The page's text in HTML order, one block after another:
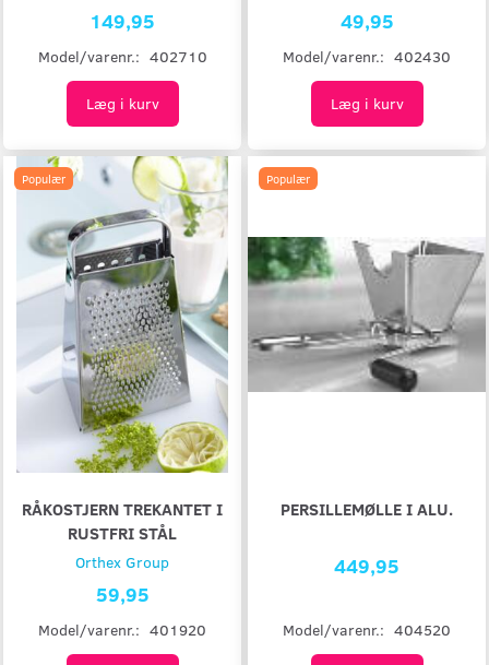
149,95
Model/varenr.: 402710
Læg i kurv
49,95
Model/varenr.: 402430
Læg i kurv
Populær
RÅKOSTJERN TREKANTET I
RUSTFRI STÅL
Orthex Group
59,95
Model/varenr.: 401920
Populær
PERSILLEMØLLE I ALU.
449,95
Model/varenr.: 404520